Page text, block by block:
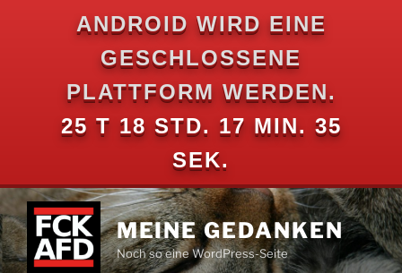
ANDROID WIRD EINE
GESCHLOSSENE
PLATTFORM WERDEN.
25 T 18 STD. 17 MIN. 34
SEK.
Zum
Inhalt
springen
MEINE GEDANKEN
Noch so eine WordPress-Seite